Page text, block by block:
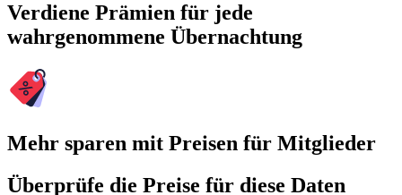
Verdiene Prämien für jede
wahrgenommene Übernachtung
Mehr sparen mit Preisen für Mitglieder
Überprüfe die Preise für diese Daten